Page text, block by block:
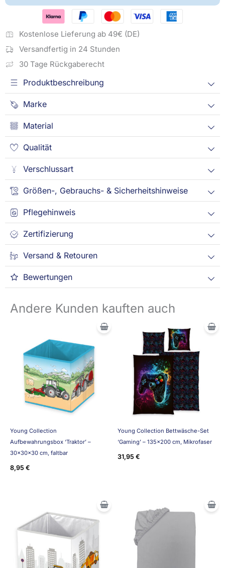
Kostenlose Lieferung ab 49€ (DE)
Versandfertig in 24 Stunden
30 Tage Rückgaberecht
Produktbeschreibung
Marke
Material
Qualität
Verschlussart
Größen-, Gebrauchs- & Sicherheitshinweise
Pflegehinweis
Zertifizierung
Versand & Retouren
Bewertungen
Andere Kunden kauften auch
Young Collection
Aufbewahrungsbox ‘Traktor’ –
30x30x30 cm, faltbar
8,95 €
Young Collection Bettwäsche-Set
‘Gaming’ – 135×200 cm, Mikrofaser
31,95 €